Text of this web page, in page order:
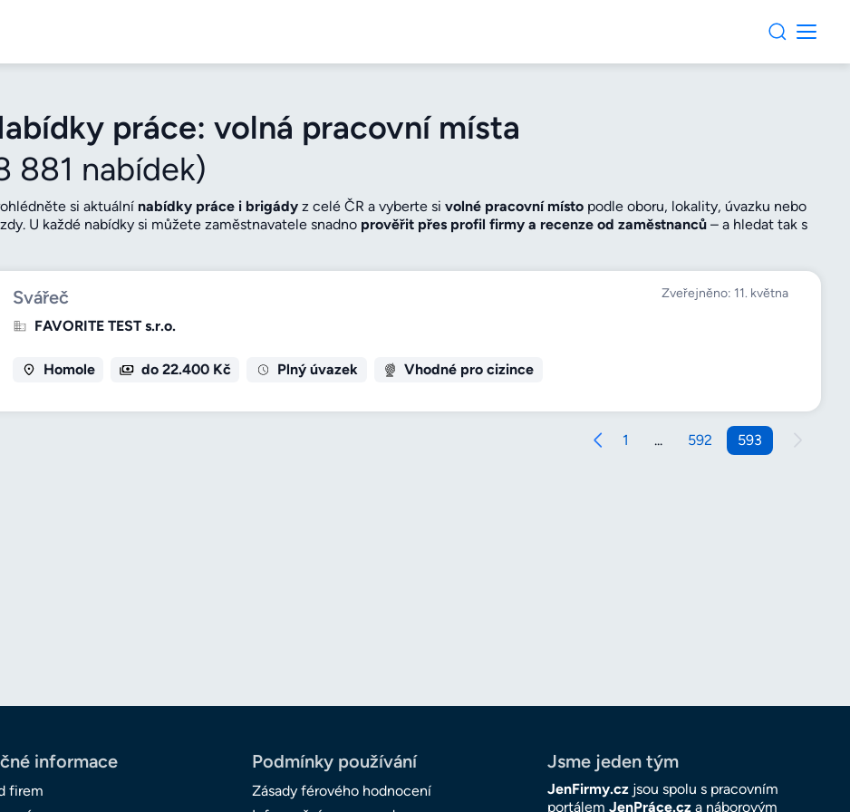
práce: volná pracovní místa
881 nabídek)
si aktuální nabídky práce i brigády z celé ČR a vyberte si volné pracovní místo podle oboru, lokality, úvazku nebo
U každé nabídky si můžete zaměstnavatele snadno prověřit přes profil firmy a recenze od zaměstnanců – a hledat tak s
Svářeč Zveřejněno: 11. května
FAVORITE TEST s.r.o.
Homole do 22.400 Kč Plný úvazek Vhodné pro cizince
1 ... 592 593
informace
firem
Podmínky používání
Zásady férového hodnocení
Jsme jeden tým
JenFirmy.cz jsou spolu s pracovním
portálem JenPráce.cz a náborovým